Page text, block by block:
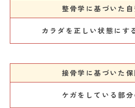
整骨学に基づいた
カラダを正しい状態にす
接骨学に基づいた保
ケガをしている部